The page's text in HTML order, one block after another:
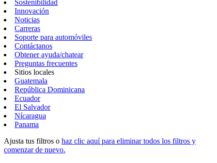
Sostenibilidad
Innovación
Noticias
Carreras
Soporte para automóviles
Contáctanos
Obtener ayuda/chatear
Preguntas frecuentes
Sitios locales
Guatemala
República Dominicana
Ecuador
El Salvador
Nícaragua
Panama
Ajusta tus filtros o haz clic aquí para eliminar todos los filtros y
comenzar de nuevo.